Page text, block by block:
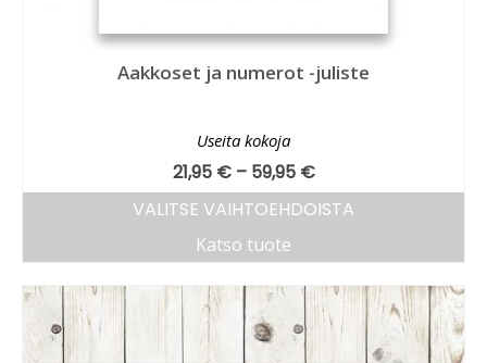
Aakkoset ja numerot -juliste
Useita kokoja
21,95 € – 59,95 €
VALITSE VAIHTOEHDOISTA
Katso tuote